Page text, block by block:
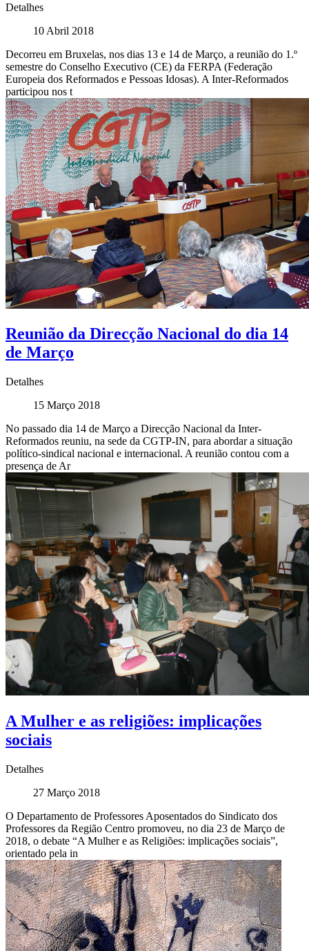
Detalhes
10 Abril 2018
Decorreu em Bruxelas, nos dias 13 e 14 de Março, a reunião do 1.º
semestre do Conselho Executivo (CE) da FERPA (Federação
Europeia dos Reformados e Pessoas Idosas). A Inter-Reformados
participou nos t
Reunião da Direcção Nacional do dia 14
de Março
Detalhes
15 Março 2018
No passado dia 14 de Março a Direcção Nacional da Inter-
Reformados reuniu, na sede da CGTP-IN, para abordar a situação
político-sindical nacional e internacional. A reunião contou com a
presença de Ar
A Mulher e as religiões: implicações
sociais
Detalhes
27 Março 2018
O Departamento de Professores Aposentados do Sindicato dos
Professores da Região Centro promoveu, no dia 23 de Março de
2018, o debate “A Mulher e as Religiões: implicações sociais”,
orientado pela in